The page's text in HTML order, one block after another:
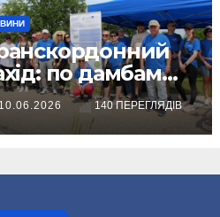
по дамбам
– на
10.06.2026 140 ПЕРЕГЛЯДІВ